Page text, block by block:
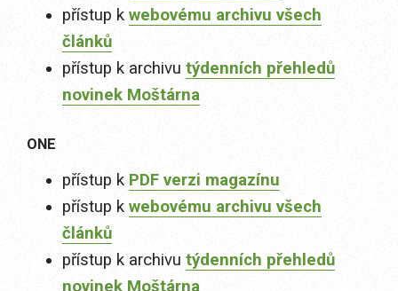
přístup k webovému archivu všech
článků
přístup k archivu týdenních přehledů
novinek Moštárna
ONE
přístup k PDF verzi magazínu
přístup k webovému archivu všech
článků
přístup k archivu týdenních přehledů
novinek Moštárna